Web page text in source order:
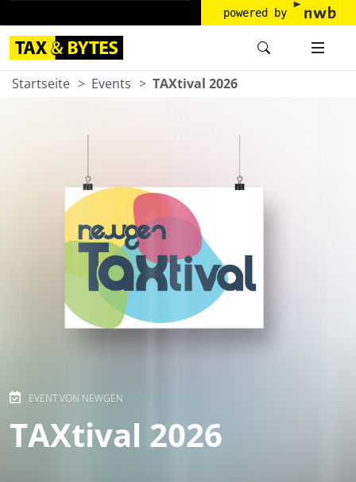
powered by
Startseite Events TAXtival 2026
EVENT VON NEWGEN
TAXtival 2026